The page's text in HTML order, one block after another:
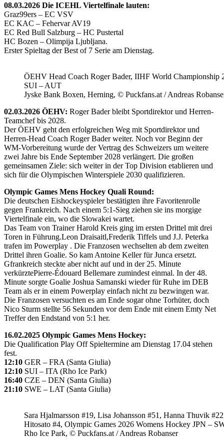
08.03.2026 Die ICEHL Viertelfinale lauten:
Graz99ers – EC VSV
EC KAC – Fehervar AV19
EC Red Bull Salzburg – HC Pustertal
HC Bozen – Olimpija Ljubljana.
Erster Spieltag der Best of 7 Serie am Dienstag.
ÖEHV Head Coach Roger Bader, IIHF World Championship
SUI – AUT
Jyske Bank Boxen, Herning, © Puckfans.at / Andreas
02.03.2026 ÖEHV: Roger Bader bleibt Sportdirektor und Herren-
Teamchef bis 2028.
Der ÖEHV geht den erfolgreichen Weg mit Sportdirektor und
Herren-Head Coach Roger Bader weiter. Noch vor Beginn der
WM-Vorbereitung wurde der Vertrag des Schweizers um weitere
zwei Jahre bis Ende September 2028 verlängert. Die großen
gemeinsamen Ziele: sich weiter in der Top Division etablieren und
sich für die Olympischen Winterspiele 2030 qualifizieren.
Olympic Games Mens Hockey Quali Round:
Die deutschen Eishockeyspieler bestätigten ihre Favoritenrolle
gegen Frankreich. Nach einem 5:1-Sieg ziehen sie ins morgige
Viertelfinale ein, wo die Slowakei wartet.
Das Team von Trainer Harold Kreis ging im ersten Drittel mit drei
Toren in Führung.Leon Draisaitl,Frederik Tiffels und J.J. Peterka
trafen im Powerplay . Die Franzosen wechselten ab dem zweiten
Drittel ihren Goalie. So kam Antoine Keller für Junca ersetzt.
Gfrankreich steckte aber nicht auf und in der 25. Minute
verkürztePierre-Édouard Bellemare zumindest einmal. In der 48.
Minute sorgte Goalie Joshua Samanski wieder für Ruhe im DEB
Team als er in einem Powerplay einfach nicht zu bezwingen war.
Die Franzosen versuchten es am Ende sogar ohne Torhüter, doch
Nico Sturm stellte 56 Sekunden vor dem Ende mit einem Emty Net
Treffer den Endstand von 5:1 her.
16.02.2025 Olympic Games Mens Hockey:
Die Qualification Play Off Spieltermine am Dienstag 17.04 stehen
fest.
12:10 GER – FRA (Santa Giulia)
12:10 SUI – ITA (Rho Ice Park)
16:40 CZE – DEN (Santa Giulia)
21:10 SWE – LAT (Santa Giulia)
Sara Hjalmarsson #19, Lisa Johansson #51, Hanna Thuvik
Hitosato #4, Olympic Games 2026 Womens Hockey JPN –
Rho Ice Park, © Puckfans.at / Andreas Robanser